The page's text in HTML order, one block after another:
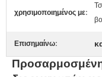
χρησιμοποιημένος με:
Επισημαίνω:
Προσαρμοσμένη